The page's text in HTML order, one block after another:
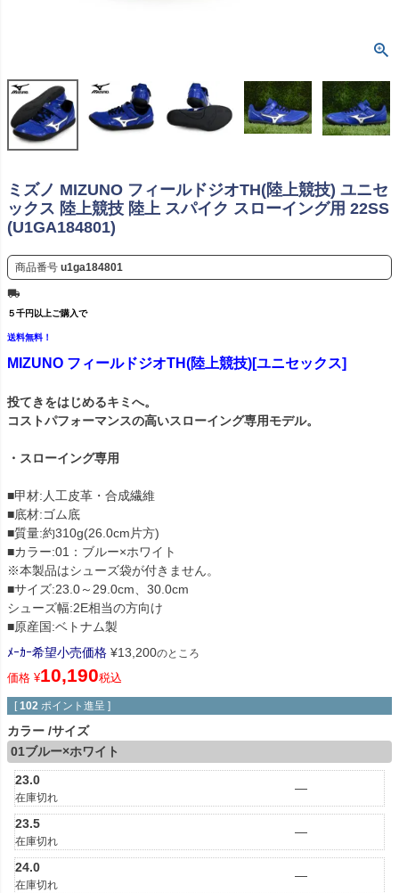
ミズノ MIZUNO フィールドジオTH(陸上競技) ユニセ
ックス 陸上競技 陸上 スパイク スローイング用 22SS
(U1GA184801)
商品番号 u1ga184801
５千円以上ご購入で
送料無料！
MIZUNO フィールドジオTH(陸上競技)[ユニセックス]
投てきをはじめるキミへ。
コストパフォーマンスの高いスローイング専用モデル。
・スローイング専用
■甲材:人工皮革・合成繊維
■底材:ゴム底
■質量:約310g(26.0cm片方)
■カラー:01：ブルー×ホワイト
※本製品はシューズ袋が付きません。
■サイズ:23.0～29.0cm、30.0cm
シューズ幅:2E相当の方向け
■原産国:ベトナム製
ﾒｰｶｰ希望小売価格 ¥13,200のところ
価格 ¥10,190税込
[ 102 ポイント進呈 ]
カラー サイズ
01ブルー×ホワイト
23.0
在庫切れ
—
23.5
在庫切れ
—
24.0
在庫切れ
—